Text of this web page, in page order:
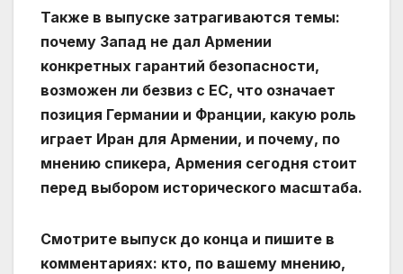
Также в выпуске затрагиваются темы:
почему Запад не дал Армении
конкретных гарантий безопасности,
возможен ли безвиз с ЕС, что означает
позиция Германии и Франции, какую роль
играет Иран для Армении, и почему, по
мнению спикера, Армения сегодня стоит
перед выбором исторического масштаба.
Смотрите выпуск до конца и пишите в
комментариях: кто, по вашему мнению,